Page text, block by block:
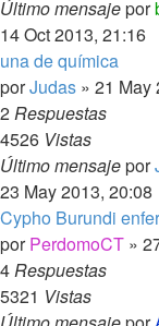
Último mensajepor
14 Oct 2013, 21:16
una de química
porJudas » 21 May
2Respuestas
4526 Vistas
Último mensajepor
23 May 2013, 20:08
Cypho Burundi
porPerdomoCT »
4Respuestas
5321 Vistas